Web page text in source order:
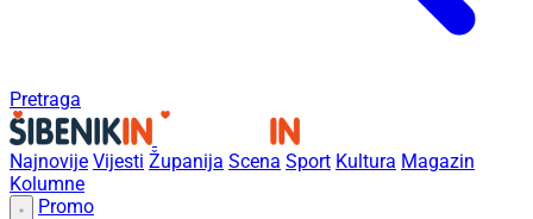
Pretraga
Najnovije Vijesti Županija Scena Sport Kultura Magazin
Kolumne
Promo